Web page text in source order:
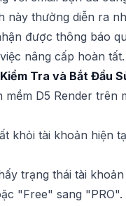
này thường diễn ra
được thông báo
nâng cấp hoàn tất.
Tra và Bắt Đầu
mềm D5 Render trên
khỏi tài khoản hiện
trạng thái tài
"Free" sang "PRO".